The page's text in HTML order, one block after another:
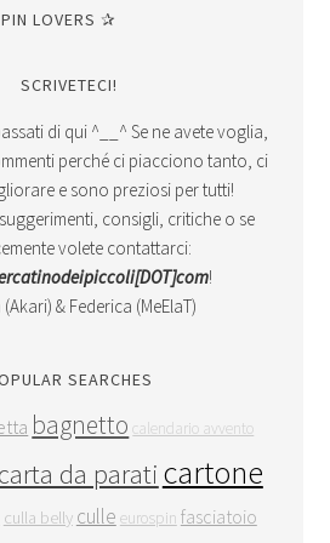
PIN LOVERS ✰
SCRIVETECI!
di qui ^__^ Se ne avete voglia,
perché ci piacciono tanto, ci
e sono preziosi per tutti!
consigli, critiche o se
volete contattarci:
!
& Federica (MeElaT)
SEARCHES
bagnetto calendario avvento
carta da parati cartone
culla belly culle eurospin fasciatoio